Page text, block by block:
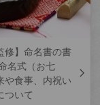
修】命名書の書
名式（お七
や食事、内祝い
ついて